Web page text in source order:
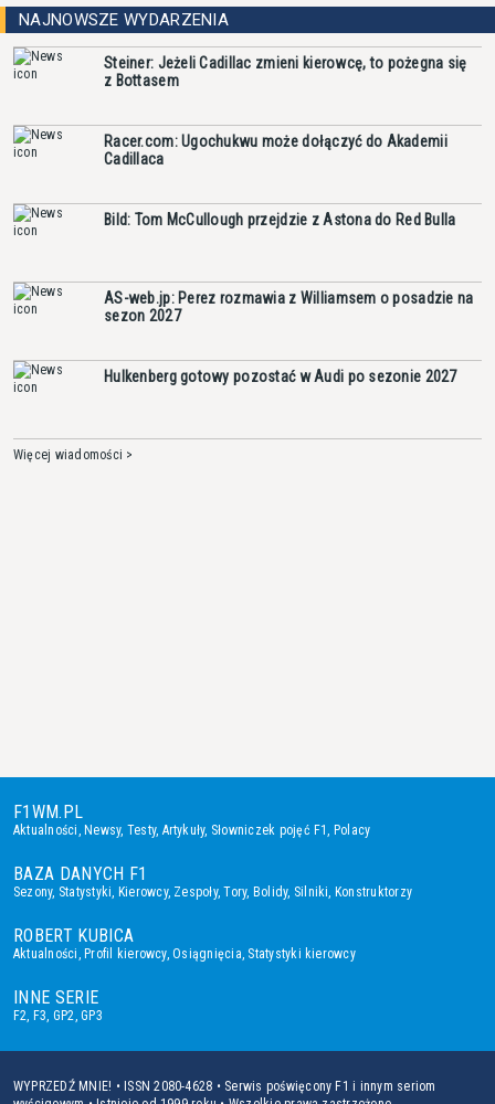
NAJNOWSZE WYDARZENIA
Steiner: Jeżeli Cadillac zmieni kierowcę, to pożegna się
z Bottasem
Racer.com: Ugochukwu może dołączyć do Akademii
Cadillaca
Bild: Tom McCullough przejdzie z Astona do Red Bulla
AS-web.jp: Perez rozmawia z Williamsem o posadzie na
sezon 2027
Hulkenberg gotowy pozostać w Audi po sezonie 2027
Więcej wiadomości >
F1WM.PL
Aktualności,Newsy, Testy, Artykuły, Słowniczek pojęć F1, Polacy
BAZA DANYCH F1
Sezony, Statystyki, Kierowcy, Zespoły,Tory, Bolidy, Silniki, Konstruktorzy
ROBERT KUBICA
Aktualności,Profil kierowcy,Osiągnięcia, Statystyki kierowcy
INNE SERIE
F2, F3, GP2,GP3
WYPRZEDŹ MNIE! • ISSN 2080-4628 • Serwis poświęcony F1 i innym seriom